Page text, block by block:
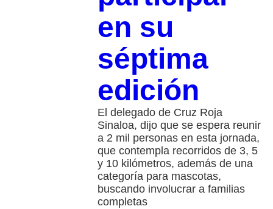
en su
séptima
edición
El delegado de Cruz Roja
Sinaloa, dijo que se espera reunir
a 2 mil personas en esta jornada,
que contempla recorridos de 3, 5
y 10 kilómetros, además de una
categoría para mascotas,
buscando involucrar a familias
completas